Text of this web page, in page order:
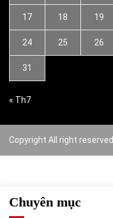
17 18 19
24 25 26
31
« Th7
Copyright All right reserved
Chuyên mục